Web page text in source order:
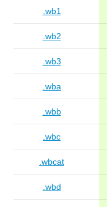
.wb1
.wb2
.wb3
.wba
.wbb
.wbc
.wbcat
.wbd